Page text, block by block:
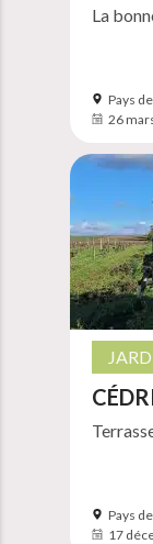
La
Pays
26
Pays
17